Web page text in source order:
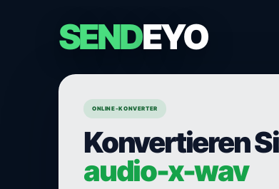
SENDEYO
ONLINE-KONVERTER
Konvertieren
audio-x-wav